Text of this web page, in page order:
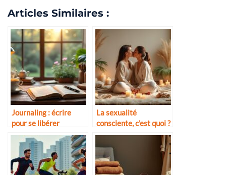
Articles Similaires :
Journaling : écrire
pour se libérer
La sexualité
consciente, c’est quoi ?